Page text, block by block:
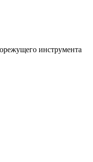
инструмента